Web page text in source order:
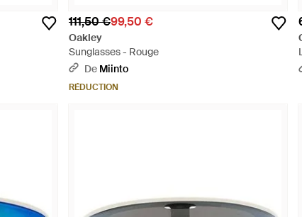
111,50 €99,50 €
Oakley
Sunglasses - Rouge
De Miinto
RÉDUCTION